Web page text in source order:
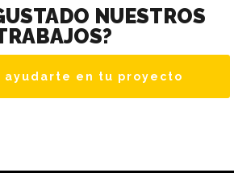
NUESTROS
ayudarte en tu proyecto